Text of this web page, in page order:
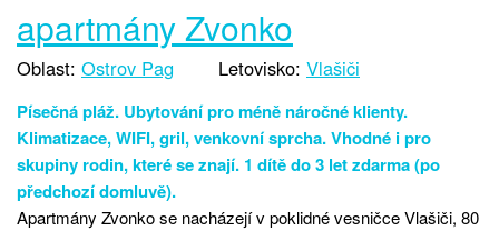
apartmány Zvonko
Oblast: Ostrov Pag Letovisko: Vlašiči
Písečná pláž. Ubytování pro méně náročné klienty.
Klimatizace, WIFI, gril, venkovní sprcha. Vhodné i pro
skupiny rodin, které se znají. 1 dítě do 3 let zdarma (po
předchozí domluvě).
Apartmány Zvonko se nacházejí v poklidné vesničce Vlašiči, 80